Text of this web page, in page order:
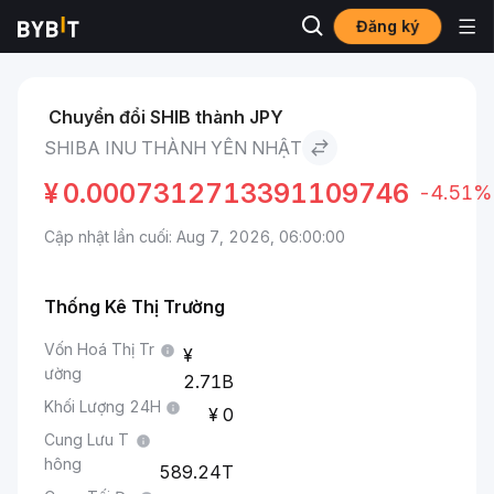
Đăng ký
Thị trường Shiba Inu to Yên Nhật
Chuyển đổi SHIB thành JPY
SHIBA INU THÀNH YÊN NHẬT
¥0.0007312713391109746 -4.51%
Cập nhật lần cuối: Aug 7, 2026, 06:00:00
Thống Kê Thị Trường
Vốn Hoá Thị Tr
ường
2.71B
Khối Lượng 24H 0
Cung Lưu T
hông
589.24T